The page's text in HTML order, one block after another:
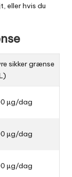
eller hvis du
sikker grænse
µg/dag
µg/dag
µg/dag